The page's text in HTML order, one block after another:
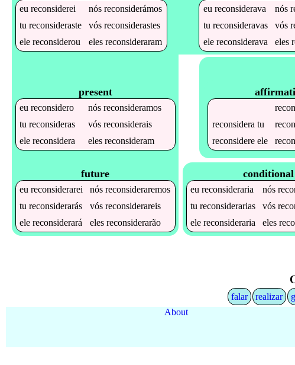
eureconsiderei nósreconsiderámos
tureconsideraste vósreconsiderastes
elereconsiderou elesreconsideraram
eu reconsiderava nós
tu reconsideravas vós
ele reconsiderava eles
present
eureconsidero nósreconsideramos
tureconsideras vósreconsiderais
elereconsidera elesreconsideram
future
eureconsiderarei nósreconsideraremos
tureconsiderarás vósreconsiderareis
elereconsiderará elesreconsiderarão
reconsidera tu
reconsidereele
conditional
eureconsideraria nós
tureconsiderarias vós
elereconsideraria eles
falar realizar
About